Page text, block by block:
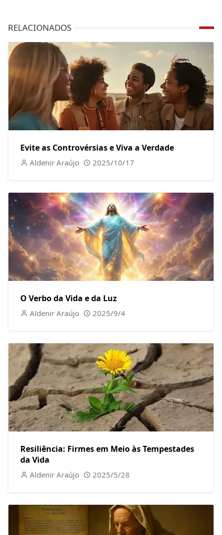
RELACIONADOS
Evite as Controvérsias e Viva a Verdade
Aldenir Araújo 2025/10/17
O Verbo da Vida e da Luz
Aldenir Araújo 2025/9/4
Resiliência: Firmes em Meio às Tempestades
da Vida
Aldenir Araújo 2025/5/28